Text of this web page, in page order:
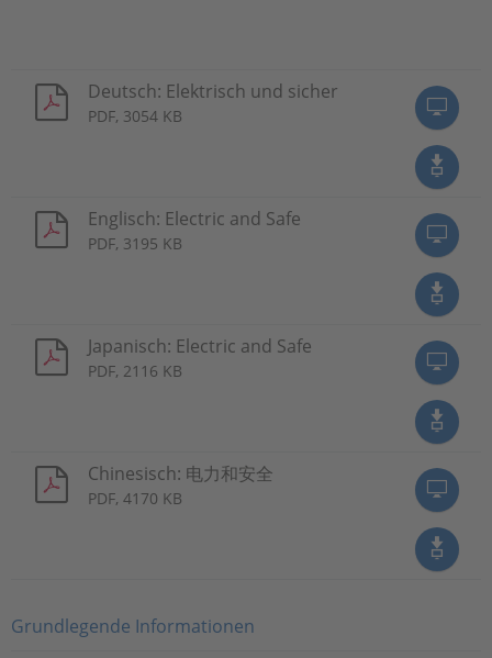
Deutsch: Elektrisch und sicher
PDF, 3054 KB
Englisch: Electric and Safe
PDF, 3195 KB
Japanisch: Electric and Safe
PDF, 2116 KB
Chinesisch: 电力和安全
PDF, 4170 KB
Grundlegende Informationen